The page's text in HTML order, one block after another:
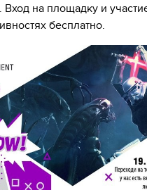
Вход на площадку и
бесплатно.